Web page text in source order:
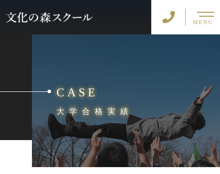
MENU
CASE
大学合格実績